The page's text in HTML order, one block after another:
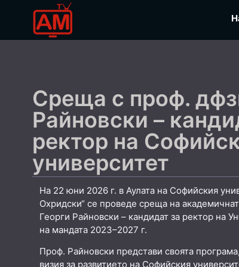
Среща с проф.
Райновски –
ректор на
университет
На 22 юни 2026 г. в Аулата на Софийския
Охридски“ се проведе среща на
Георги Райновски – кандидат за ректор на
на мандата 2023–2027 г.
Проф. Райновски представи своята
визия за развитието на Софийския